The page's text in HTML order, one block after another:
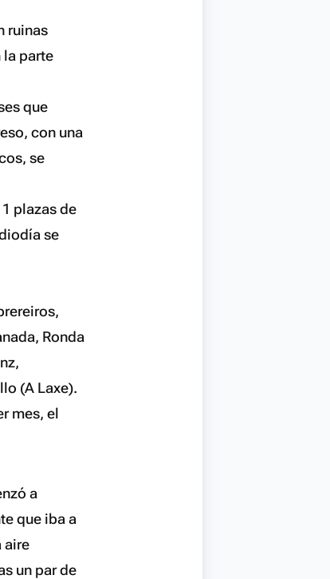
ruinas
la parte
que
con una
se
plazas de
se
Ronda
(A Laxe).
mes, el
a
que iba a
aire
un par de